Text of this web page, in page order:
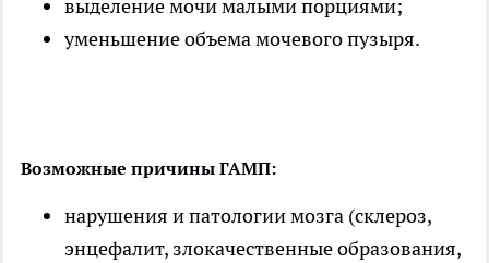
выделение мочи малыми порциями;
уменьшение объема мочевого пузыря.
Возможные причины ГАМП:
нарушения и патологии мозга (склероз,
энцефалит, злокачественные образования,